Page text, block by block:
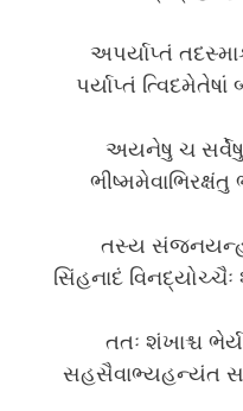
અપર્યાપ્તં
પર્યાપ્તં ત્વિદમેતેષાં
અયનેષુ ચ સર્વેષુ
ભીષ્મમેવાભિરક્ષંતુ
તસ્ય
સિંહનાદં વિનદ્યોચ્ચૈઃ
તતઃ શંખાશ્ચ
સહસૈવાભ્યહન્યંત સ